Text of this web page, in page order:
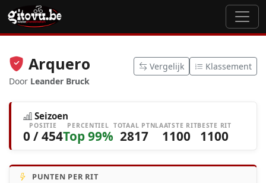
Arquero
Door Leander Bruck
Vergelijk Klassement
Seizoen
POSITIE
0 / 454
PERCENTIEL
Top 99%
TOTAAL PTN
2817
LAATSTE RIT
1100
BESTE RIT
1100
PUNTEN PER RIT